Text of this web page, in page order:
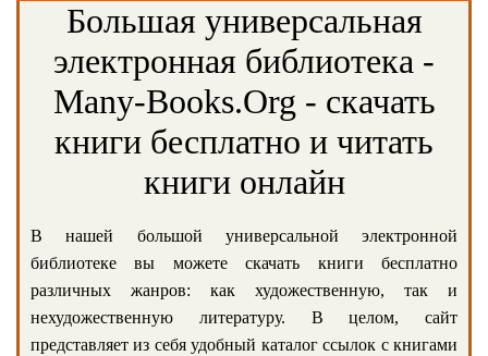
Большая универсальная
электронная библиотека -
Many-Books.Org - скачать
книги бесплатно и читать
книги онлайн
В нашей большой универсальной электронной
библиотеке вы можете скачать книги бесплатно
различных жанров: как художественную, так и
нехудожественную литературу. В целом, сайт
представляет из себя удобный каталог ссылок с книгами